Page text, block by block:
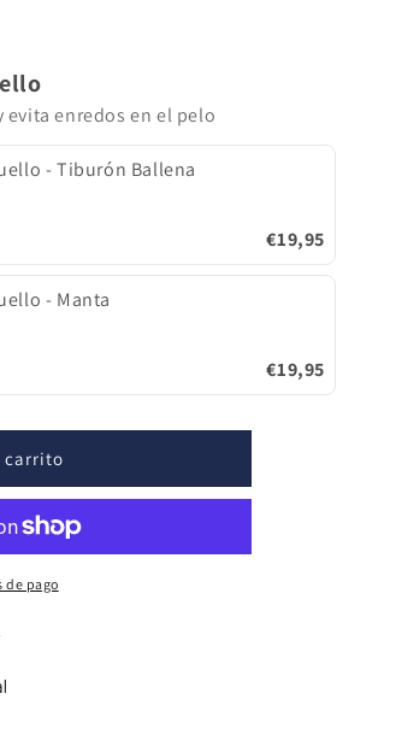
enredos en el pelo
- Tiburón Ballena
€19,95
- Manta
€19,95
carrito
de pago